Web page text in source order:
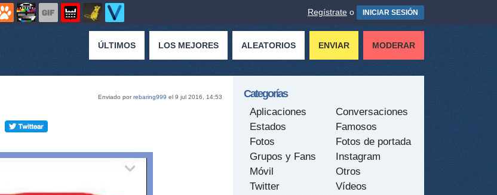
Regístrate o INICIAR SESIÓN
ÚLTIMOS LOS MEJORES ALEATORIOS ENVIAR MODERAR
Enviado porrebaring999 el 9 jul 2016, 14:53 Categorías
Aplicaciones
Conversaciones
Estados
Famosos
Fotos
Fotos de portada
Grupos y Fans
Instagram
Móvil
Otros
Twitter
Vídeos